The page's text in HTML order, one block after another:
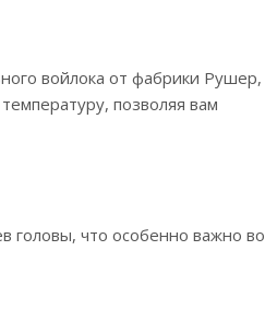
войлока от фабрики Рушер,
позволяя вам
головы, что особенно важно во